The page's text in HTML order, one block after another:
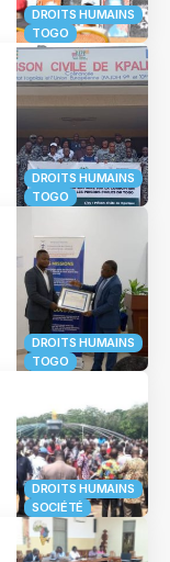
DROITS HUMAINS
TOGO
DROITS HUMAINS
TOGO
DROITS HUMAINS
TOGO
DROITS HUMAINS
SOCIÉTÉ